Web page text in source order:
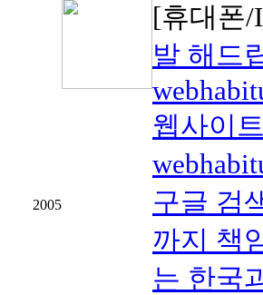
2005
[휴대폰
발 해드
웹사이
구글 검
까지 책
는 한국